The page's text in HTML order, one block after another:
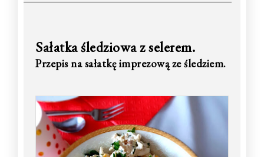
Sałatka śledziowa z selerem.
Przepis na sałatkę imprezową ze śledziem.